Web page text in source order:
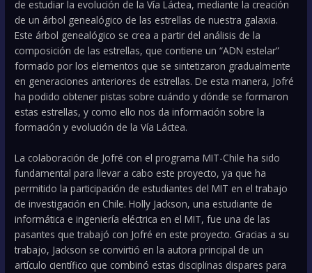
de estudiar la evolución de la Vía Láctea, mediante la creación
de un árbol genealógico de las estrellas de nuestra galaxia.
Este árbol genealógico se crea a partir del análisis de la
composición de las estrellas, que contiene un “ADN estelar”
formado por los elementos que se sintetizaron gradualmente
en generaciones anteriores de estrellas. De esta manera, Jofré
ha podido obtener pistas sobre cuándo y dónde se formaron
estas estrellas, y como ello nos da información sobre la
formación y evolución de la Vía Láctea.
La colaboración de Jofré con el programa MIT-Chile ha sido
fundamental para llevar a cabo este proyecto, ya que ha
permitido la participación de estudiantes del MIT en el trabajo
de investigación en Chile. Holly Jackson, una estudiante de
informática e ingeniería eléctrica en el MIT, fue una de las
pasantes que trabajó con Jofré en este proyecto. Gracias a su
trabajo, Jackson se convirtió en la autora principal de un
artículo científico que combinó estas disciplinas dispares para